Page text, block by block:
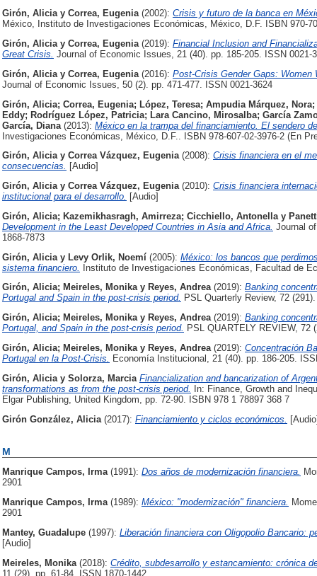
Girón, Aliciay Correa, Eugenia (2002): Crisis y futuro de la banca en
México, Instituto de Investigaciones Económicas, México, D.F. ISBN 970-
Girón, Alicia y Correa, Eugenia (2019): Financial Inclusion and
Great Crisis. Journal of Economic Issues, 21 (40). pp. 185-205. ISSN 0021-
Girón, Alicia y Correa, Eugenia (2016): Post-Crisis Gender Gaps:
Journal of Economic Issues, 50 (2). pp. 471-477. ISSN 0021-3624
Girón, Alicia; Correa, Eugenia; López, Teresa; Ampudia Márquez, Nora;
Eddy; Rodríguez López, Patricia; Lara Cancino, Mirosalba; García
García, Diana (2013): México en la trampa del financiamiento. El sendero
Investigaciones Económicas, México, D.F.. ISBN 978-607-02-3976-2 (En
Girón, Aliciay Correa Vázquez, Eugenia (2008): Crisis financiera en el
consecuencias. [Audio]
Girón, Aliciay Correa Vázquez, Eugenia (2010): Crisis financiera
institucional para el desarrollo. [Audio]
Girón, Alicia; Kazemikhasragh, Amirreza; Cicchiello, Antonella y
Development in the Least Developed Countries in Asia and Africa. Journal
1868-7873
Girón, Alicia y Levy Orlik, Noemí (2005): México: los bancos que
sistema financiero. Instituto de Investigaciones Económicas, Facultad de
Girón, Alicia; Meireles, Monikay Reyes, Andrea (2019): Banking
Portugal and Spain in the post-crisis period. PSL Quarterly Review, 72
Girón, Alicia; Meireles, Monikay Reyes, Andrea (2019): Banking
Portugal, and Spain in the post-crisis period. PSL QUARTELY REVIEW, 72
Girón, Alicia; Meireles, Monikay Reyes, Andrea (2019): Concentración
Portugal en la Post-Crisis. Economía Institucional, 21 (40). pp. 186-205.
Girón, Alicia y Solorza, Marcia Financialization and bancarization of
transformations as from the post-crisis period.
In: Finance, Growth and
Elgar Publishing, United Kingdom, pp. 72-90. ISBN 978 1 78897 368 7
Girón González, Alicia (2017): Financiamiento y ciclos económicos.
M
Manrique Campos, Irma (1991): Dos años de modernización financiera.
2901
Manrique Campos, Irma (1989): México: "modernización" financiera.
2901
Mantey, Guadalupe (1997): Liberación financiera con Oligopolio Bancario:
[Audio]
Meireles, Monika (2018): Crédito, subdesarrollo y estancamiento: crónica
11 (29). pp. 61-84. ISSN 1870-1442